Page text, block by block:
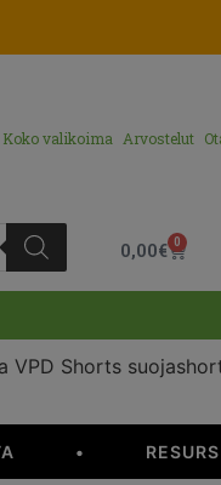
Koko valikoima Arvostelut
0,00€ 0
VPD Shorts
RESURS